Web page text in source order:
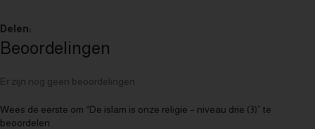
Delen:
Beoordelingen
Er zijn nog geen beoordelingen.
Wees de eerste om “De islam is onze religie – niveau drie (3)” te
beoordelen